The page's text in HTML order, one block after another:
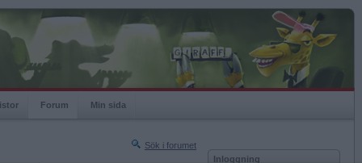
Forum Min sida
Sök i forumet
Inloggning